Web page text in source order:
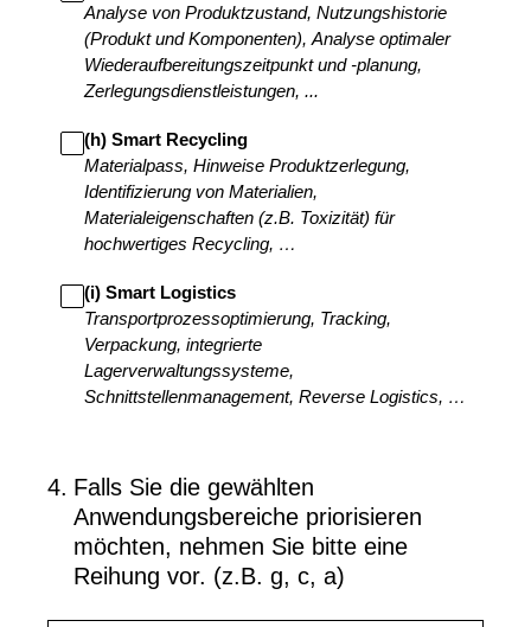
Analyse von Produktzustand, Nutzungshistorie
(Produkt und Komponenten), Analyse optimaler
Wiederaufbereitungszeitpunkt und -planung,
Zerlegungsdienstleistungen, ...
(h) Smart Recycling
Materialpass, Hinweise Produktzerlegung,
Identifizierung von Materialien,
Materialeigenschaften (z.B. Toxizität) für
hochwertiges Recycling, …
(i) Smart Logistics
Transportprozessoptimierung, Tracking,
Verpackung, integrierte
Lagerverwaltungssysteme,
Schnittstellenmanagement, Reverse Logistics, …
4. Falls Sie die gewählten
Anwendungsbereiche priorisieren
möchten, nehmen Sie bitte eine
Reihung vor. (z.B. g, c, a)